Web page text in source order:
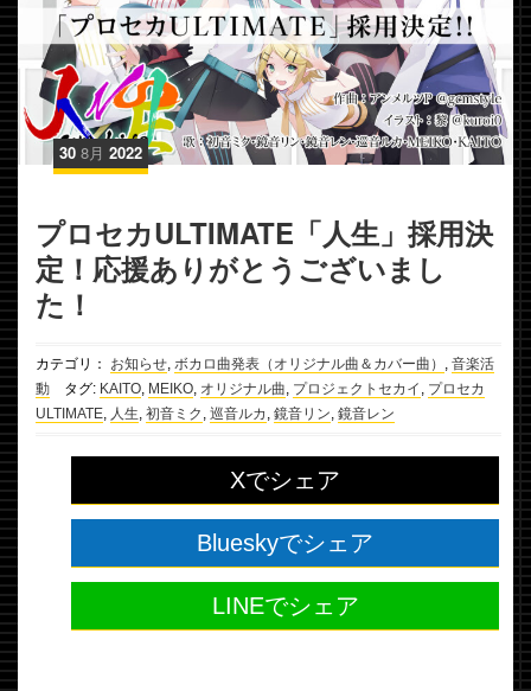
30 8月 2022
プロセカULTIMATE「人生」採用決
定！応援ありがとうございまし
た！
カテゴリ： お知らせ ボカロ曲発表（オリジナル曲＆カバー曲）
音楽活
動 タグ: KAITO MEIKO オリジナル曲 プロジェクトセカイ
プロセカ
ULTIMATE
人生 初音ミク 巡音ルカ 鏡音リン 鏡音レン
Xでシェア
Blueskyでシェア
LINEでシェア